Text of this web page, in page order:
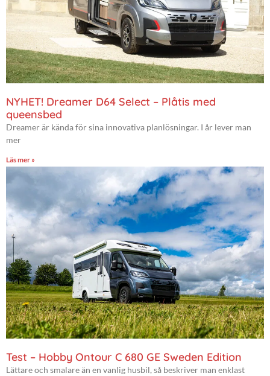
NYHET! Dreamer D64 Select – Plåtis med
queensbed
Dreamer är kända för sina innovativa planlösningar. I år lever man
mer
Läs mer »
Test – Hobby Ontour C 680 GE Sweden Edition
Lättare och smalare än en vanlig husbil, så beskriver man enklast